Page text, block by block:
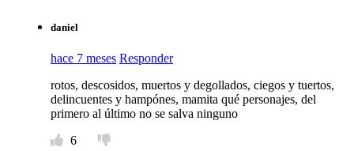
daniel
hace 7 meses Responder
rotos, descosidos, muertos y degollados, ciegos y tuertos,
delincuentes y hampónes, mamita qué personajes, del
primero al último no se salva ninguno
6